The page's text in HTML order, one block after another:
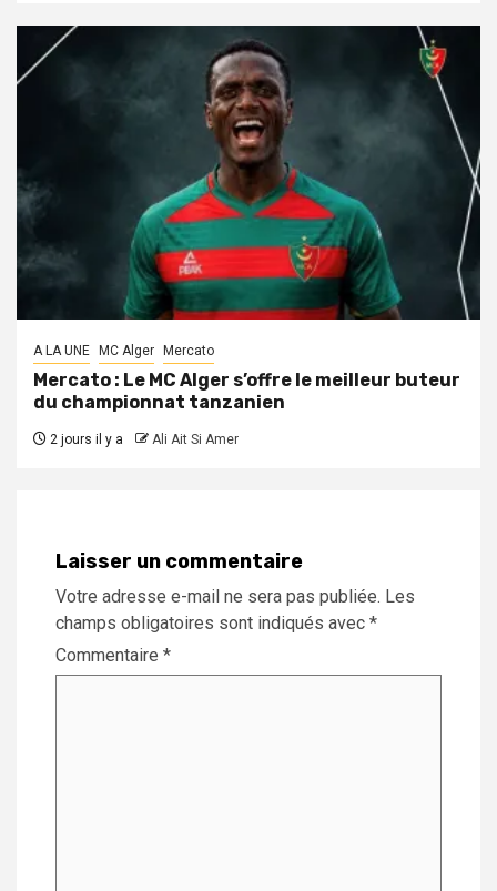
A LA UNE MC Alger Mercato
Mercato : Le MC Alger s’offre le meilleur buteur
du championnat tanzanien
2 jours il y a Ali Ait Si Amer
Laisser un commentaire
Votre adresse e-mail ne sera pas publiée. Les
champs obligatoires sont indiqués avec *
Commentaire *